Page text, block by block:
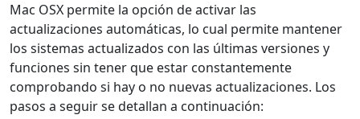
Mac OSX permite la opción de activar las
actualizaciones automáticas, lo cual permite mantener
los sistemas actualizados con las últimas versiones y
funciones sin tener que estar constantemente
comprobando si hay o no nuevas actualizaciones. Los
pasos a seguir se detallan a continuación: